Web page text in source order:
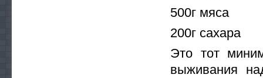
500г мяса
200г сахара
Это тот
выживания